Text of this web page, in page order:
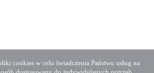
cookies w celu świadczenia Państwu usług na